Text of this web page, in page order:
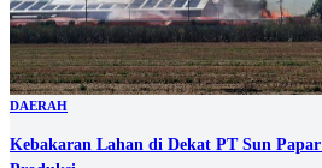
DAERAH
Kebakaran Lahan di Dekat PT Sun